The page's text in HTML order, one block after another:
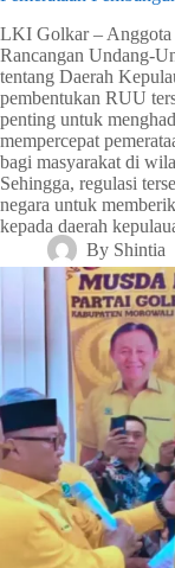
LKI Golkar – Anggota
Rancangan Undang-
tentang Daerah
pembentukan RUU
penting untuk
mempercepat
bagi masyarakat di
Sehingga, regulasi
negara untuk
kepada daerah
By Shintia